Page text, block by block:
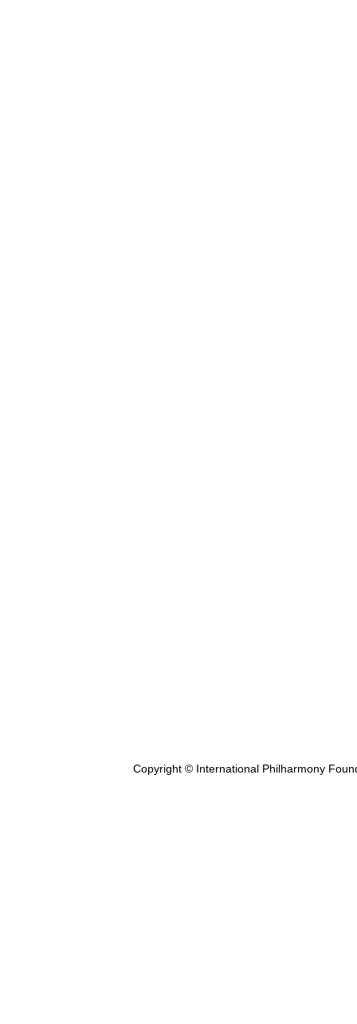
Copyright © International Philharmony